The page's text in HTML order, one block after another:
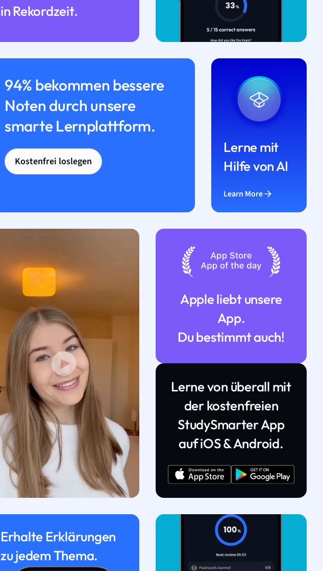
in Rekordzeit.
94% bekommen bessere
Noten durch unsere
smarte Lernplattform.
Kostenfrei loslegen
Lerne mit
Hilfe von AI
Learn More
Apple liebt unsere
App.
Du bestimmt auch!
Lerne von überall mit
der kostenfreien
StudySmarter App
auf iOS & Android.
Erhalte Erklärungen
zu jedem Thema.